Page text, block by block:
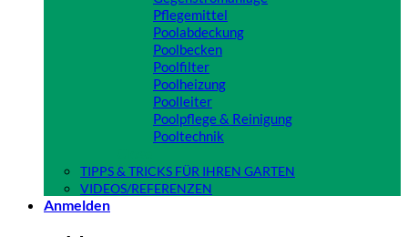
Pflegemittel
Poolabdeckung
Poolbecken
Poolfilter
Poolheizung
Poolleiter
Poolpflege & Reinigung
Pooltechnik
TIPPS & TRICKS FÜR IHREN GARTEN
VIDEOS/REFERENZEN
Anmelden